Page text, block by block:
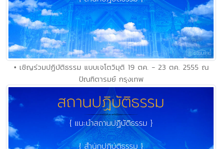
• เชิญร่วมปฏิบัติธรรม แบบเจโตวิมุติ 19 ตค. - 23 ตค. 2555 ณ
ปัณฑิตารมย์ กรุงเทพ